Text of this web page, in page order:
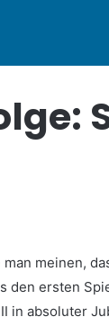
meinen,
den ersten
in absoluter